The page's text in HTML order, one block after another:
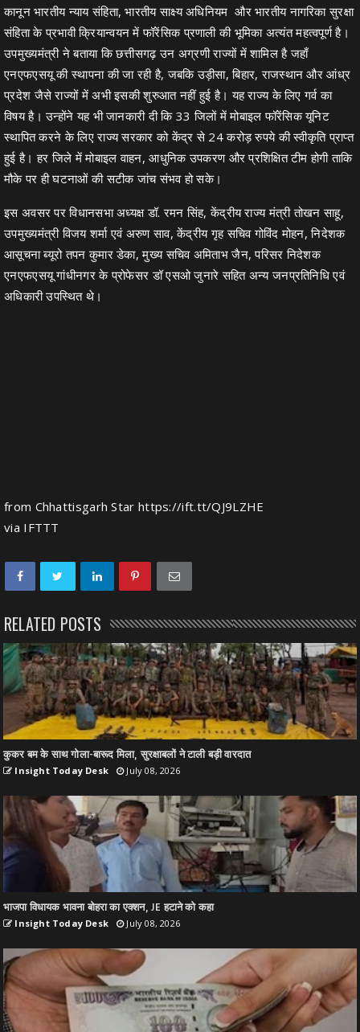
कानून भारतीय न्याय संहिता, भारतीय साक्ष्य अधिनियम और भारतीय नागरिका सुरक्षा
संहिता के प्रभावी क्रियान्वयन में फॉरेंसिक प्रणाली की भूमिका अत्यंत महत्वपूर्ण है।
उपमुख्यमंत्री ने बताया कि छत्तीसगढ़ उन अग्रणी राज्यों में शामिल है जहाँ
एनएफएसयू की स्थापना की जा रही है, जबकि उड़ीसा, बिहार, राजस्थान और आंध्र
प्रदेश जैसे राज्यों में अभी इसकी शुरुआत नहीं हुई है। यह राज्य के लिए गर्व का
विषय है। उन्होंने यह भी जानकारी दी कि 33 जिलों में मोबाइल फॉरेंसिक यूनिट
स्थापित करने के लिए राज्य सरकार को केंद्र से 24 करोड़ रुपये की स्वीकृति प्राप्त
हुई है। हर जिले में मोबाइल वाहन, आधुनिक उपकरण और प्रशिक्षित टीम होगी ताकि
मौके पर ही घटनाओं की सटीक जांच संभव हो सके।
इस अवसर पर विधानसभा अध्यक्ष डॉ. रमन सिंह, केंद्रीय राज्य मंत्री तोखन साहू,
उपमुख्यमंत्री विजय शर्मा एवं अरुण साव, केंद्रीय गृह सचिव गोविंद मोहन, निदेशक
आसूचना ब्यूरो तपन कुमार डेका, मुख्य सचिव अमिताभ जैन, परिसर निदेशक
एनएफएसयू गांधीनगर के प्रोफेसर डॉ एसओ जुनारे सहित अन्य जनप्रतिनिधि एवं
अधिकारी उपस्थित थे।
from Chhattisgarh Star https://ift.tt/QJ9LZHE
via IFTTT
RELATED POSTS
कुकर बम के साथ गोला-बारूद मिला, सुरक्षाबलों ने टाली बड़ी वारदात
Insight Today Desk July 08, 2026
भाजपा विधायक भावना बोहरा का एक्शन, JE हटाने को कहा
Insight Today Desk July 08, 2026